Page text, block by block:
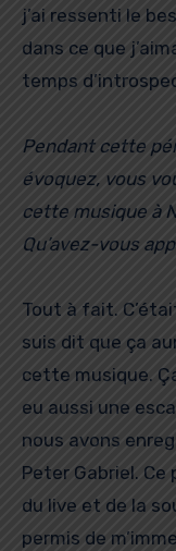
j’ai ressenti le
dans ce que
temps
Pendant cette
évoquez, vous
cette musique à
Qu’avez-vous
Tout à fait.
suis dit que ça
cette musique.
eu aussi une
nous avons
Peter Gabriel.
du live et de la
permis de